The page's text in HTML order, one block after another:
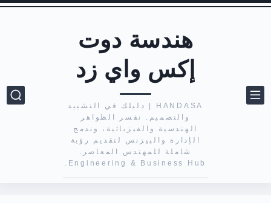
هندسة دوت
إكس واي زد
HANDASA | دليلك في التشييد
والتصميم. نفسر الظواهر
الهندسية والفيزيائية، وندمج
الإدارة والبيزنس لتقديم رؤية
شاملة للمهندس المعاصر.
Engineering & Business Hub.